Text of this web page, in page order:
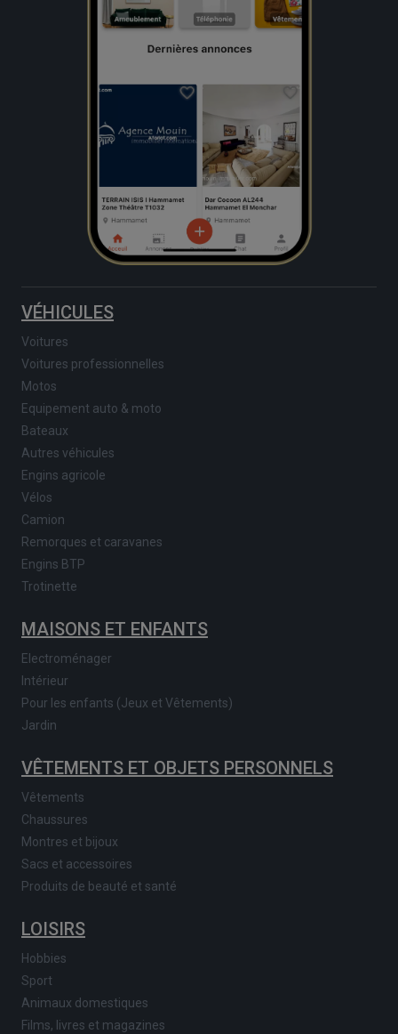
VÉHICULES
Voitures
Voitures professionnelles
Motos
Equipement auto & moto
Bateaux
Autres véhicules
Engins agricole
Vélos
Camion
Remorques et caravanes
Engins BTP
Trotinette
MAISONS ET ENFANTS
Electroménager
Intérieur
Pour les enfants (Jeux et Vêtements)
Jardin
VÊTEMENTS ET OBJETS PERSONNELS
Vêtements
Chaussures
Montres et bijoux
Sacs et accessoires
Produits de beauté et santé
LOISIRS
Hobbies
Sport
Animaux domestiques
Films, livres et magazines